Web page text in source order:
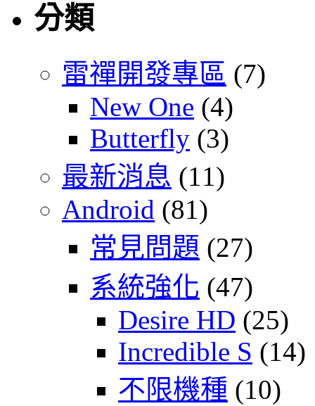
分類
雷禪開發專區 (7)
New One (4)
Butterfly (3)
最新消息 (11)
Android (81)
常見問題 (27)
系統強化 (47)
Desire HD (25)
Incredible S (14)
不限機種 (10)